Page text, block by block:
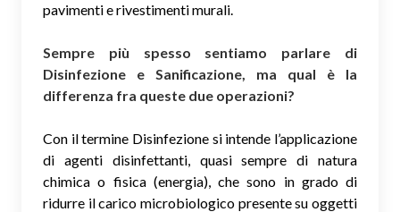
pavimenti e rivestimenti murali.
Sempre più spesso sentiamo parlare di
Disinfezione e Sanificazione, ma qual è la
differenza fra queste due operazioni?
Con il termine Disinfezione si intende l’applicazione
di agenti disinfettanti, quasi sempre di natura
chimica o fisica (energia), che sono in grado di
ridurre il carico microbiologico presente su oggetti